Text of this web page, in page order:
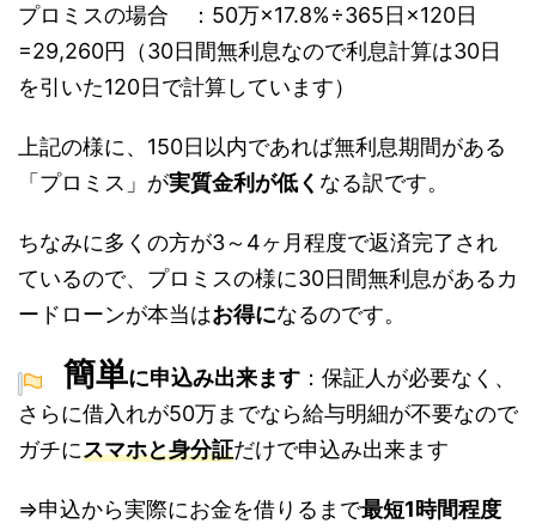
プロミスの場合 ：50万×17.8%÷365日×120日
=29,260円（30日間無利息なので利息計算は30日
を引いた120日で計算しています）
上記の様に、150日以内であれば無利息期間がある
「プロミス」が実質金利が低く なる訳です。
ちなみに多くの方が3～4ヶ月程度で返済完了され
ているので、プロミスの様に30日間無利息があるカ
ードローンが本当はお得になるのです。
簡単に申込み出来ます ：保証人が必要なく、
さらに借入れが50万までなら給与明細が不要なので
ガチにスマホと身分証だけで申込み出来ます
⇒申込から実際にお金を借りるまで最短1時間程度